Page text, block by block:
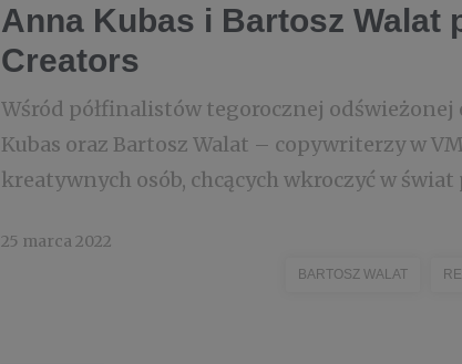
Anna Kubas i Bartosz Walat
Creators
Wśród półfinalistów tegorocznej
Kubas oraz Bartosz Walat – copywriterzy w
kreatywnych osób, chcących wkroczyć w
25 marca 2022
BARTOSZ WALAT